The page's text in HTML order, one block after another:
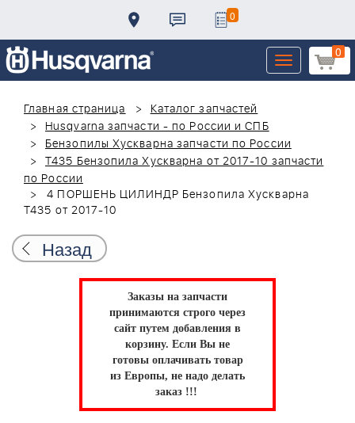
0
0
Toggle
navigation
Главная страница
Каталог запчастей
Husqvarna запчасти - по России и СПБ
Бензопилы Хускварна запчасти по России
T435 Бензопила Хускварна от 2017-10 запчасти
по России
4 ПОРШЕНЬ ЦИЛИНДР Бензопила Хускварна
T435 от 2017-10
Назад
Заказы на запчасти
принимаются строго через
сайт путем добавления в
корзину. Если Вы не
готовы оплачивать товар
из Европы, не надо делать
заказ !!!